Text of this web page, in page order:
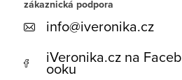
info@iveronika.cz
iVeronika.cz na Faceb
ooku